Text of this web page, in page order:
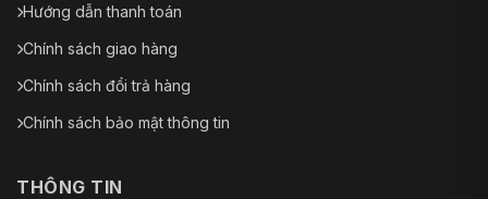
Hướng dẫn thanh toán
Chính sách giao hàng
Chính sách đổi trả hàng
Chính sách bảo mật thông tin
THÔNG TIN